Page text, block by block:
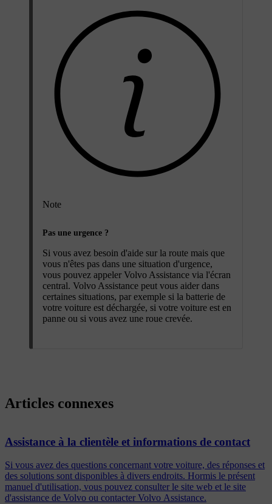
Note
Pas une urgence ?
Si vous avez besoin d'aide sur la route mais que
vous n'êtes pas dans une situation d'urgence,
vous pouvez appeler Volvo Assistance via l'écran
central. Volvo Assistance peut vous aider dans
certaines situations, par exemple si la batterie de
votre voiture est déchargée, si votre voiture est en
panne ou si vous avez une roue crevée.
Articles connexes
Assistance à la clientèle et informations de contact
Si vous avez des questions concernant votre voiture, des réponses et
des solutions sont disponibles à divers endroits. Hormis le présent
manuel d'utilisation, vous pouvez consulter le site web et le site
d'assistance de Volvo ou contacter Volvo Assistance.